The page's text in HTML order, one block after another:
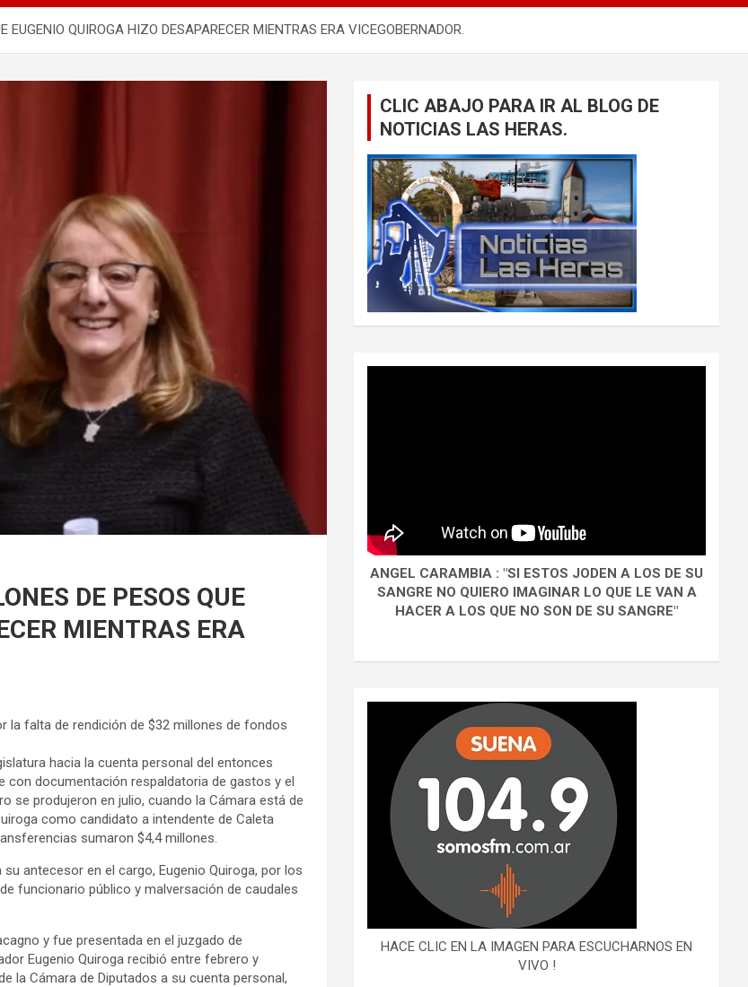
QUIROGA HIZO DESAPARECER MIENTRAS ERA VICEGOBERNADOR.
DE PESOS QUE
MIENTRAS ERA
la falta de rendición de $32 millones de fondos
hacia la cuenta personal del entonces
con documentación respaldatoria de gastos y el
se produjeron en julio, cuando la Cámara está de
como candidato a intendente de Caleta
sumaron $4,4 millones.
antecesor en el cargo, Eugenio Quiroga, por los
funcionario público y malversación de caudales
y fue presentada en el juzgado de
Eugenio Quiroga recibió entre febrero y
la Cámara de Diputados a su cuenta personal,
CLIC ABAJO PARA IR AL BLOG DE
NOTICIAS LAS HERAS.
ANGEL CARAMBIA : "SI ESTOS JODEN A LOS DE SU
SANGRE NO QUIERO IMAGINAR LO QUE LE VAN A
HACER A LOS QUE NO SON DE SU SANGRE"
HACE CLIC EN LA IMAGEN PARA ESCUCHARNOS EN
VIVO !